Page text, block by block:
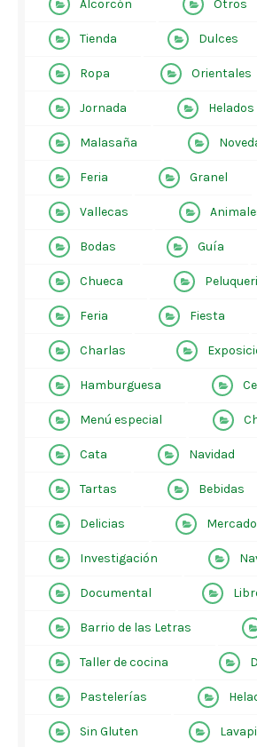
Alcorcón Otros
Tienda Dulces
Ropa Orientales
Jornada Helados
Malasaña
Feria Granel
Vallecas
Bodas Guía
Chueca
Feria Fiesta
Charlas
Hamburguesa
Menú especial
Cata Navidad
Tartas Bebidas
Delicias Mercado
Investigación
Documental
Barrio de las Letras
Taller de cocina
Pastelerías
Sin Gluten